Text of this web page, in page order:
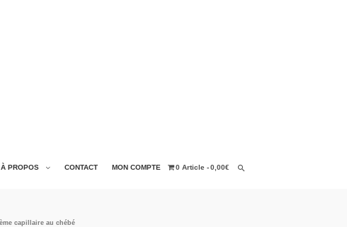
À PROPOS CONTACT MON COMPTE 0 Article 0,00€
capillaire au chébé